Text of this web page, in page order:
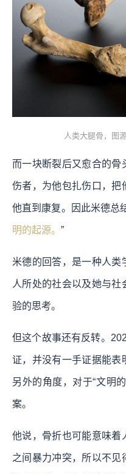
人类大腿骨，图
而一块断裂后又愈合的骨
伤者，为他包扎伤口，把
他直到康复。因此米德总
明的起源。 ”
米德的回答，是一种人类
人所处的社会以及她与
验的思考。
但这个故事还有反转。
证，并没有一手证据能表
另外的角度，对于“文明
案。
他说，骨折也可能意味着
之间暴力冲突，所以不见